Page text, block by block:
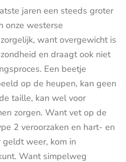
jaren een steeds groter
onze westerse
want overgewicht is
en draagt ook niet
Een beetje
op de heupen, kan geen
taille, kan wel voor
zorgen. Want vet op de
2 veroorzaken en hart- en
geldt weer, kom in
Want simpelweg